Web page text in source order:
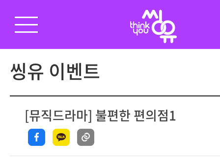
씽유 이벤트
[뮤직드라마] 불편한 편의점1